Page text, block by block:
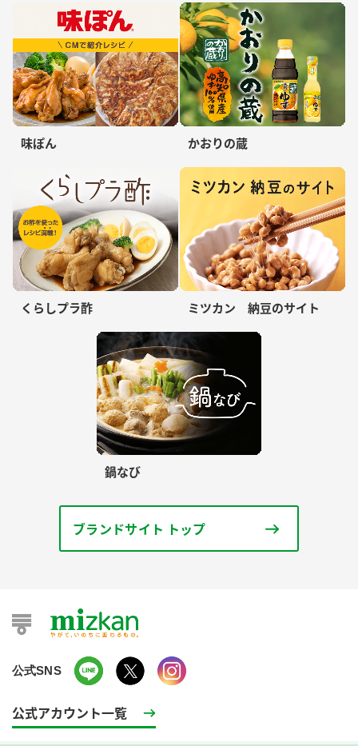
味ぽん かおりの蔵
くらしプラ酢 ミツカン 納豆のサイト
鍋なび
ブランドサイト トップ
公式SNS
公式アカウント一覧